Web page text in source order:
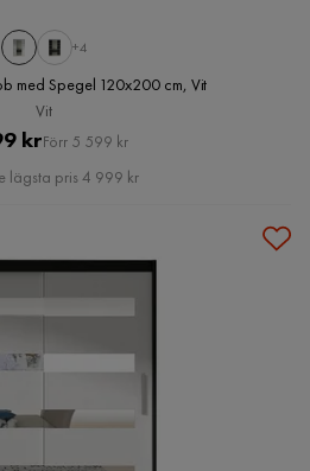
+4
med Spegel 120x200 cm, Vit
Vit
Pris
krOriginal
Pris
Förr 5 599 kr
lägsta pris 4 999 kr